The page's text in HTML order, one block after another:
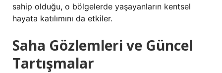
sahip olduğu, o bölgelerde yaşayanların kentsel
hayata katılımını da etkiler.
Saha Gözlemleri ve Güncel
Tartışmalar